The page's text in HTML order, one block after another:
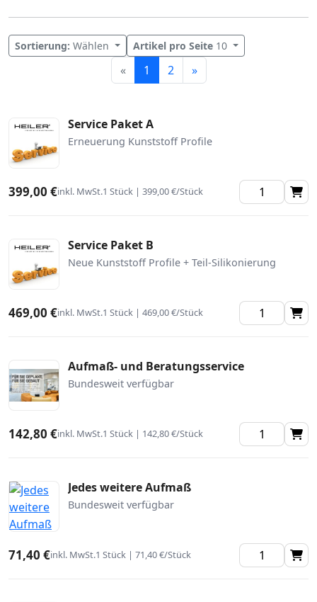
« 1 2 »Weiter
Sortierung: Wählen Artikel pro Seite 10
Service Paket A
Erneuerung Kunststoff Profile
399,00 €inkl. MwSt.1 Stück | 399,00 €/Stück
Service Paket B
Neue Kunststoff Profile + Teil-Silikonierung
469,00 €inkl. MwSt.1 Stück | 469,00 €/Stück
Aufmaß- und Beratungsservice
Bundesweit verfügbar
142,80 €inkl. MwSt.1 Stück | 142,80 €/Stück
Jedes weitere Aufmaß
Bundesweit verfügbar
71,40 €inkl. MwSt.1 Stück | 71,40 €/Stück